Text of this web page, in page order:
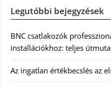
Legutóbbi bejegyzések
BNC csatlakozók
installációkhoz: teljes
Az ingatlan értékbecslés az